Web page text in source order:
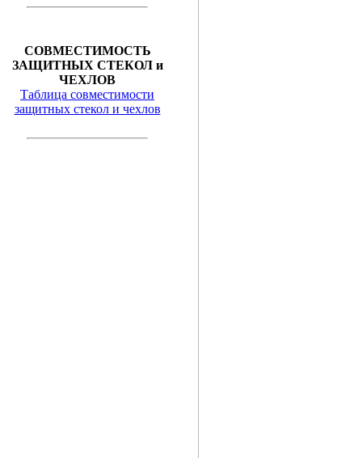
СОВМЕСТИМОСТЬ
ЗАЩИТНЫХ СТЕКОЛ и
ЧЕХЛОВ
Таблица совместимости
защитных стекол и чехлов